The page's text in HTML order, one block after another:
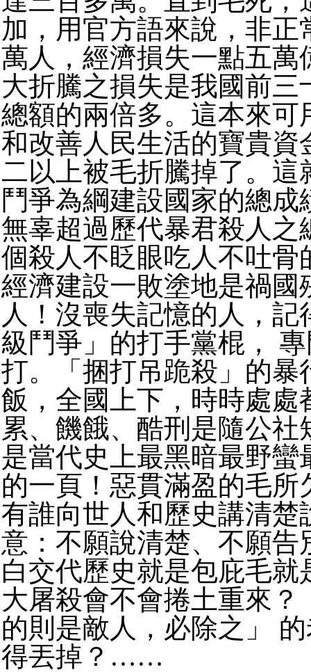
加，用官方語來說，非正
萬人，經濟損失一點五萬
大折騰之損失是我國前三
總額的兩倍多。這本來可
和改善人民生活的寶貴資
二以上被毛折騰掉了。這
鬥爭為綱建設國家的總成
無辜超過歷代暴君殺人之
個殺人不眨眼吃人不吐骨
經濟建設一敗塗地是禍國
人！沒喪失記憶的人，記
級鬥爭」的打手黨棍，
打。「捆打吊跪殺」的暴
飯，全國上下，時時處處
累、饑餓、酷刑是隨公社
是當代史上最黑暗最野蠻
的一頁！惡貫滿盈的毛所
有誰向世人和歷史講清楚
意：不願說清楚、不願告
白交代歷史就是包庇毛就
大屠殺會不會捲土重來？
的則是敵人，必除之」
得丟掉？……